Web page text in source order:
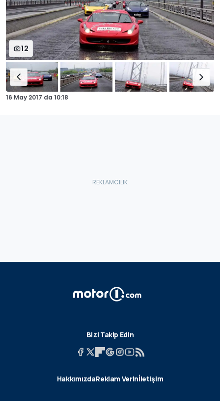
12
16 May 2017 da 10:18
Bizi Takip Edin
HakkımızdaReklam Verinİletişim